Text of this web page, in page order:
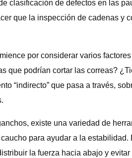
clasificación de defectos en las
que la inspección de cadenas y
por considerar varios
que podrían cortar las correas?
“indirecto” que pasa a través,
existe una variedad de
para ayudar a la estabilidad.
la fuerza hacia abajo y